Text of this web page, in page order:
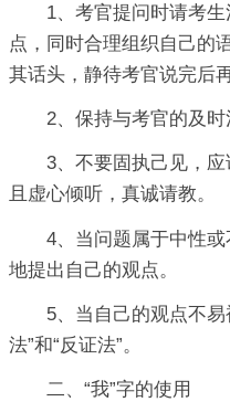
1、考官提问时请考
点，同时合理组织自己的
其话头，静待考官说完后
2、保持与考官的及时
3、不要固执己见，
且虚心倾听，真诚请教。
4、当问题属于中性
地提出自己的观点。
5、当自己的观点不
法”和“反证法”。
二、“我”字的使用